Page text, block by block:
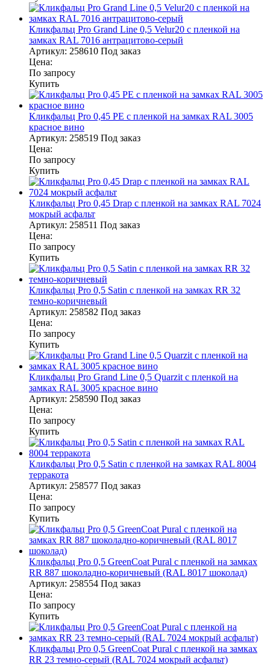
Кликфальц Pro Grand Line 0,5 Velur20 с пленкой на
замках RAL 7016 антрацитово-серый
Артикул: 258610 Под заказ
Цена:
По запросу
Купить
Кликфальц Pro 0,45 PE с пленкой на замках RAL 3005
красное вино
Артикул: 258519 Под заказ
Цена:
По запросу
Купить
Кликфальц Pro 0,45 Drap с пленкой на замках RAL 7024
мокрый асфальт
Артикул: 258511 Под заказ
Цена:
По запросу
Купить
Кликфальц Pro 0,5 Satin с пленкой на замках RR 32
темно-коричневый
Артикул: 258582 Под заказ
Цена:
По запросу
Купить
Кликфальц Pro Grand Line 0,5 Quarzit с пленкой на
замках RAL 3005 красное вино
Артикул: 258590 Под заказ
Цена:
По запросу
Купить
Кликфальц Pro 0,5 Satin с пленкой на замках RAL 8004
терракота
Артикул: 258577 Под заказ
Цена:
По запросу
Купить
Кликфальц Pro 0,5 GreenСoat Pural с пленкой на замках
RR 887 шоколадно-коричневый (RAL 8017 шоколад)
Артикул: 258554 Под заказ
Цена:
По запросу
Купить
Кликфальц Pro 0,5 GreenСoat Pural с пленкой на замках
RR 23 темно-серый (RAL 7024 мокрый асфальт)